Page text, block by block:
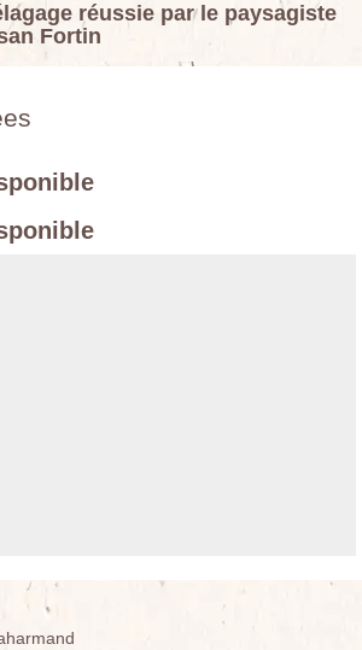
réussie par le paysagiste
Fortin